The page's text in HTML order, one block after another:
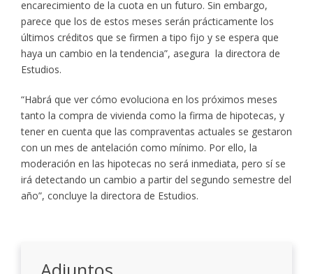
encarecimiento de la cuota en un futuro. Sin embargo,
parece que los de estos meses serán prácticamente los
últimos créditos que se firmen a tipo fijo y se espera que
haya un cambio en la tendencia”, asegura la directora de
Estudios.
“Habrá que ver cómo evoluciona en los próximos meses
tanto la compra de vivienda como la firma de hipotecas, y
tener en cuenta que las compraventas actuales se gestaron
con un mes de antelación como mínimo. Por ello, la
moderación en las hipotecas no será inmediata, pero sí se
irá detectando un cambio a partir del segundo semestre del
año”, concluye la directora de Estudios.